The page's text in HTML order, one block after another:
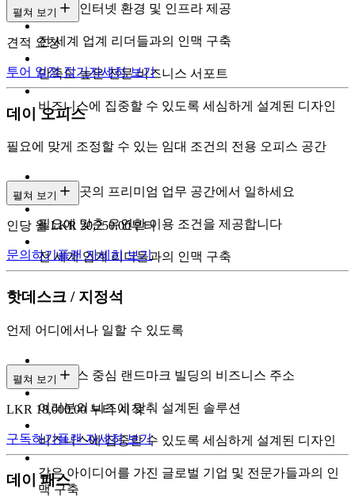
초고속 인터넷 환경 및 인프라 제공
전 세계 업계 리더들과의 인맥 구축
만족도 높은 전문 비즈니스 서포트
비즈니스에 집중할 수 있도록 세심하게 설계된 디자인
펼쳐 보기
견적 요청
투어 일정 잡기자세히 보기
데이 오피스
필요에 맞게 조정할 수 있는 임대 조건의 전용 오피스 공간
도심 곳곳의 프리미엄 업무 공간에서 일하세요
필요에 맞춘 유연한 이용 조건을 제공합니다
전 세계 업계 리더들과의 인맥 구축
펼쳐 보기
인당 월 LKR 20,250.00부터
문의하기플랜 자세히 보기
핫데스크 / 지정석
언제 어디에서나 일할 수 있도록
비즈니스 중심 랜드마크 빌딩의 비즈니스 주소
여러분의 니즈에 맞춰 설계된 솔루션
비즈니스에 집중할 수 있도록 세심하게 설계된 디자인
같은 아이디어를 가진 글로벌 기업 및 전문가들과의 인
맥 구축
펼쳐 보기
LKR 18,000.00 부터 시작
구독하기플랜 자세히 보기
데이 패스